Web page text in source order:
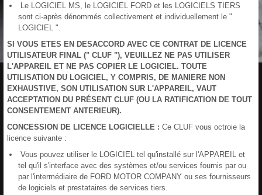
Le LOGICIEL MS, le LOGICIEL FORD et les LOGICIELS TIERS
sont ci-après dénommés collectivement et individuellement le "
LOGICIEL ".
SI VOUS ETES EN DESACCORD AVEC CE CONTRAT DE LICENCE
UTILISATEUR FINAL (" CLUF "), VEUILLEZ NE PAS UTILISER
L'APPAREIL ET NE PAS COPIER LE LOGICIEL. TOUTE
UTILISATION DU LOGICIEL, Y COMPRIS, DE MANIERE NON
EXHAUSTIVE, SON UTILISATION SUR L'APPAREIL, VAUT
ACCEPTATION DU PRÉSENT CLUF (OU LA RATIFICATION DE TOUT
CONSENTEMENT ANTERIEUR).
CONCESSION DE LICENCE LOGICIELLE : Ce CLUF vous octroie la
licence suivante :
Vous pouvez utiliser le LOGICIEL tel qu'installé sur l'APPAREIL et
tel qu'il s'interface avec des systèmes et/ou services fournis par ou
par l'intermédiaire de FORD MOTOR COMPANY ou ses fournisseurs
de logiciels et prestataires de services tiers.